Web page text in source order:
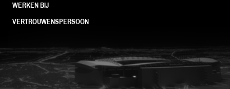
WERKEN BIJ
VERTROUWENSPERSOON
FC Utrecht<br>vanuit<br>het